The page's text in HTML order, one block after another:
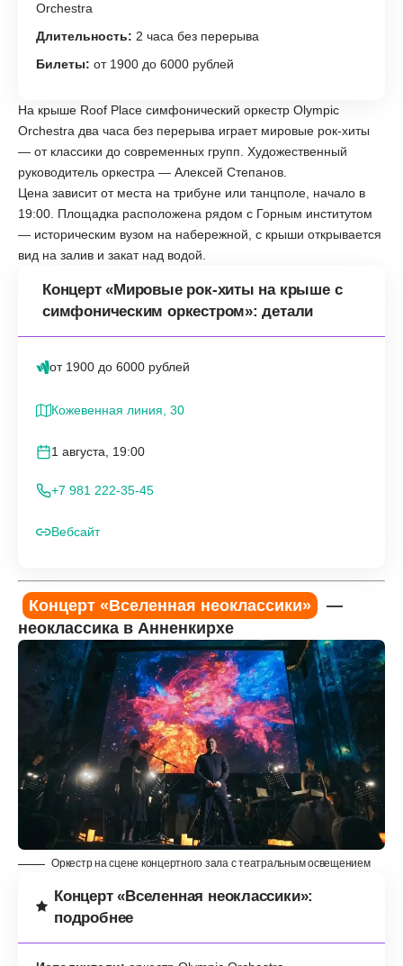
Orchestra
Длительность: 2 часа без перерыва
Билеты: от 1900 до 6000 рублей
На крыше Roof Place симфонический оркестр Olympic
Orchestra два часа без перерыва играет мировые рок-хиты
— от классики до современных групп. Художественный
руководитель оркестра — Алексей Степанов.
Цена зависит от места на трибуне или танцполе, начало в
19:00. Площадка расположена рядом с Горным институтом
— историческим вузом на набережной, с крыши открывается
вид на залив и закат над водой.
Концерт «Мировые рок-хиты на крыше с
симфоническим оркестром»: детали
от 1900 до 6000 рублей
Кожевенная линия, 30
1 августа, 19:00
+7 981 222-35-45
Вебсайт
Концерт «Вселенная неоклассики»
—
неоклассика в Анненкирхе
Оркестр на сцене концертного зала с театральным освещением
Концерт «Вселенная неоклассики»:
подробнее